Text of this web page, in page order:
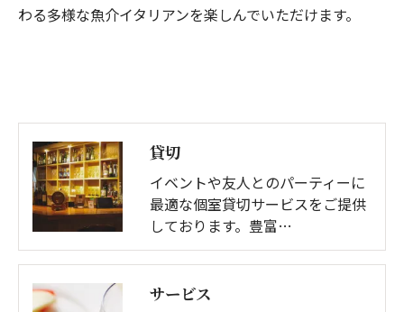
わる多様な魚介イタリアンを楽しんでいただけます。
貸切
イベントや友人とのパーティーに
最適な個室貸切サービスをご提供
しております。豊富…
サービス